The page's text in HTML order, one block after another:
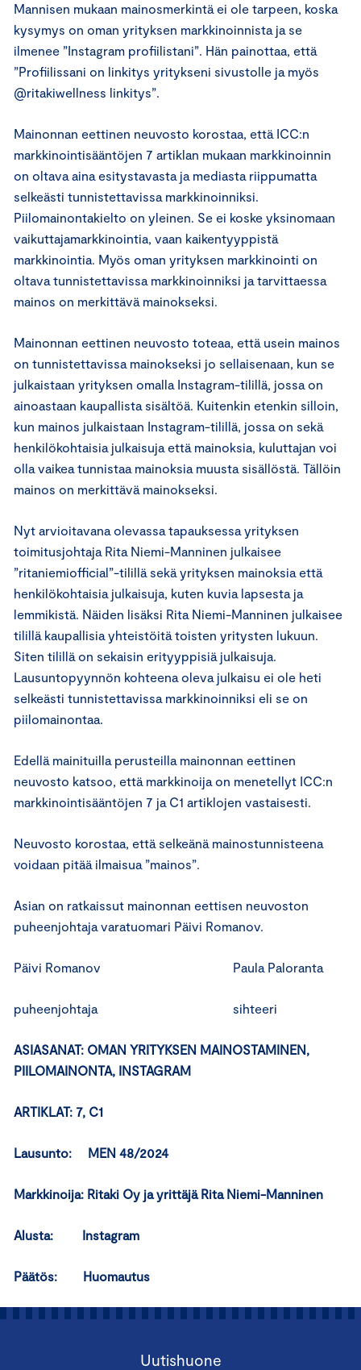
Mannisen mukaan mainosmerkintä ei ole tarpeen, koska
kysymys on oman yrityksen markkinoinnista ja se
ilmenee ”Instagram profiilistani”. Hän painottaa, että
”Profiilissani on linkitys yritykseni sivustolle ja myös
@ritakiwellness linkitys”.
Mainonnan eettinen neuvosto korostaa, että ICC:n
markkinointisääntöjen 7 artiklan mukaan markkinoinnin
on oltava aina esitystavasta ja mediasta riippumatta
selkeästi tunnistettavissa markkinoinniksi.
Piilomainontakielto on yleinen. Se ei koske yksinomaan
vaikuttajamarkkinointia, vaan kaikentyyppistä
markkinointia. Myös oman yrityksen markkinointi on
oltava tunnistettavissa markkinoinniksi ja tarvittaessa
mainos on merkittävä mainokseksi.
Mainonnan eettinen neuvosto toteaa, että usein mainos
on tunnistettavissa mainokseksi jo sellaisenaan, kun se
julkaistaan yrityksen omalla Instagram-tilillä, jossa on
ainoastaan kaupallista sisältöä. Kuitenkin etenkin silloin,
kun mainos julkaistaan Instagram-tilillä, jossa on sekä
henkilökohtaisia julkaisuja että mainoksia, kuluttajan voi
olla vaikea tunnistaa mainoksia muusta sisällöstä. Tällöin
mainos on merkittävä mainokseksi.
Nyt arvioitavana olevassa tapauksessa yrityksen
toimitusjohtaja Rita Niemi-Manninen julkaisee
”ritaniemiofficial”-tilillä sekä yrityksen mainoksia että
henkilökohtaisia julkaisuja, kuten kuvia lapsesta ja
lemmikistä. Näiden lisäksi Rita Niemi-Manninen julkaisee
tilillä kaupallisia yhteistöitä toisten yritysten lukuun.
Siten tilillä on sekaisin erityyppisiä julkaisuja.
Lausuntopyynnön kohteena oleva julkaisu ei ole heti
selkeästi tunnistettavissa markkinoinniksi eli se on
piilomainontaa.
Edellä mainituilla perusteilla mainonnan eettinen
neuvosto katsoo, että markkinoija on menetellyt ICC:n
markkinointisääntöjen 7 ja C1 artiklojen vastaisesti.
Neuvosto korostaa, että selkeänä mainostunnisteena
voidaan pitää ilmaisua ”mainos”.
Asian on ratkaissut mainonnan eettisen neuvoston
puheenjohtaja varatuomari Päivi Romanov.
Päivi Romanov Paula Paloranta
puheenjohtaja sihteeri
ASIASANAT: OMAN YRITYKSEN MAINOSTAMINEN,
PIILOMAINONTA, INSTAGRAM
ARTIKLAT: 7, C1
Lausunto: MEN 48/2024
Markkinoija: Ritaki Oy ja yrittäjä Rita Niemi-Manninen
Alusta: Instagram
Päätös: Huomautus
Uutishuone